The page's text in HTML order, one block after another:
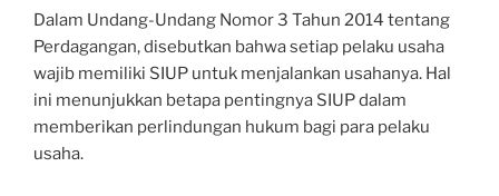
Dalam Undang-Undang Nomor 3 Tahun 2014 tentang
Perdagangan, disebutkan bahwa setiap pelaku usaha
wajib memiliki SIUP untuk menjalankan usahanya. Hal
ini menunjukkan betapa pentingnya SIUP dalam
memberikan perlindungan hukum bagi para pelaku
usaha.